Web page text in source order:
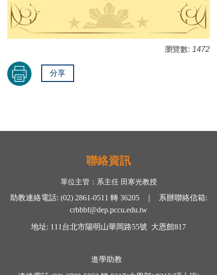
瀏覽數: 1472
分享
聯絡資訊
單位主管： 系主任 田寒光教授
助教連絡電話: (02) 2861-0511 轉36205 ｜ 系辦聯絡信箱:
crbbbf@dep.pccu.edu.tw
地址: 111 台北市陽明山華岡路55號 大恩館817
進學助教